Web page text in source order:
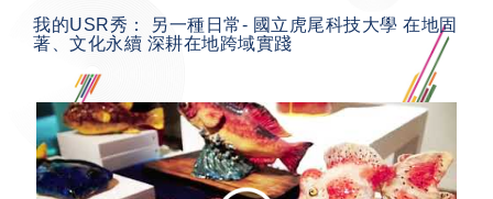
我的USR秀： 另一種日常- 國立虎尾科技大學 在地固
著、文化永續 深耕在地跨域實踐